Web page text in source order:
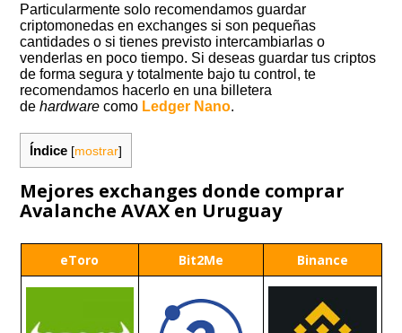
Particularmente solo recomendamos guardar
criptomonedas en exchanges si son pequeñas
cantidades o si tienes previsto intercambiarlas o
venderlas en poco tiempo. Si deseas guardar tus criptos
de forma segura y totalmente bajo tu control, te
recomendamos hacerlo en una billetera
dehardware como Ledger Nano.
Índice [mostrar]
Mejores exchanges donde comprar
Avalanche AVAX en Uruguay
eToro Bit2Me Binance